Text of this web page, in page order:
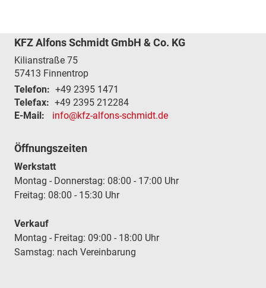
KFZ Alfons Schmidt GmbH & Co. KG
Kilianstraße 75
57413 Finnentrop
Telefon: +49 2395 1471
Telefax: +49 2395 212284
E-Mail:
info@kfz-alfons-schmidt.de
Öffnungszeiten
Werkstatt
Montag - Donnerstag: 08:00 - 17:00 Uhr
Freitag: 08:00 - 15:30 Uhr
Verkauf
Montag - Freitag: 09:00 - 18:00 Uhr
Samstag: nach Vereinbarung